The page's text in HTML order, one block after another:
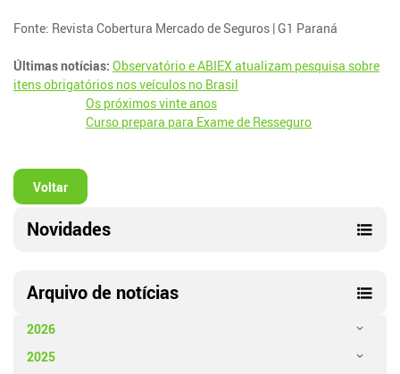
Fonte: Revista Cobertura Mercado de Seguros | G1 Paraná
Últimas notícias:Observatório e ABIEX atualizam pesquisa sobre
itens obrigatórios nos veículos no Brasil
Os próximos vinte anos
Curso prepara para Exame de Resseguro
Voltar
Novidades
Arquivo de notícias
2026
2025